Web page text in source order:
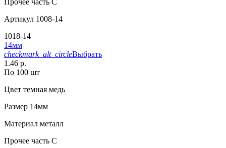
Артикул 1008-14
1018-14
14мм
checkmark_alt_circleВыбрать
1.46 р.
По 100 шт
Цвет темная медь
Размер 14мм
Материал металл
Прочее часть С